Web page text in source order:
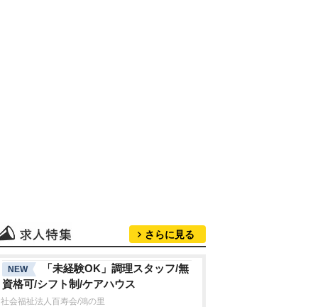
さらに見る
NEW
「未経験OK」調理スタッフ/無
資格可/シフト制/ケアハウス
社会福祉法人百寿会/鴻の里